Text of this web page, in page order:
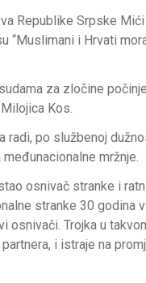
Republike Srpske
“Muslimani i Hrvati
za zločine
Kos.
radi, po službenoj
mržnje.
osnivač stranke i
stranke 30 godina
osnivači. Trojka u
i istraje na